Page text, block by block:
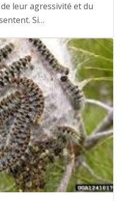
leur agressivité et du
Si…